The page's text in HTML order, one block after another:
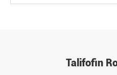
Talifofin